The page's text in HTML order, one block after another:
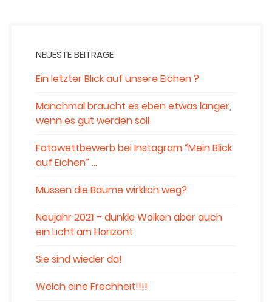
NEUESTE BEITRÄGE
Ein letzter Blick auf unsere Eichen ?
Manchmal braucht es eben etwas länger,
wenn es gut werden soll
Fotowettbewerb bei Instagram “Mein Blick
auf Eichen” …
Müssen die Bäume wirklich weg?
Neujahr 2021 – dunkle Wolken aber auch
ein Licht am Horizont
Sie sind wieder da!
Welch eine Frechheit!!!!